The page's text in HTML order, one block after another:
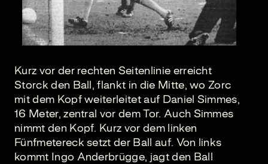
Kurz vor der rechten Seitenlinie erreicht
Storck den Ball, flankt in die Mitte, wo Zorc
mit dem Kopf weiterleitet auf Daniel Simmes,
16 Meter, zentral vor dem Tor. Auch Simmes
nimmt den Kopf. Kurz vor dem linken
Fünfmetereck setzt der Ball auf. Von links
kommt Ingo Anderbrügge, jagt den Ball